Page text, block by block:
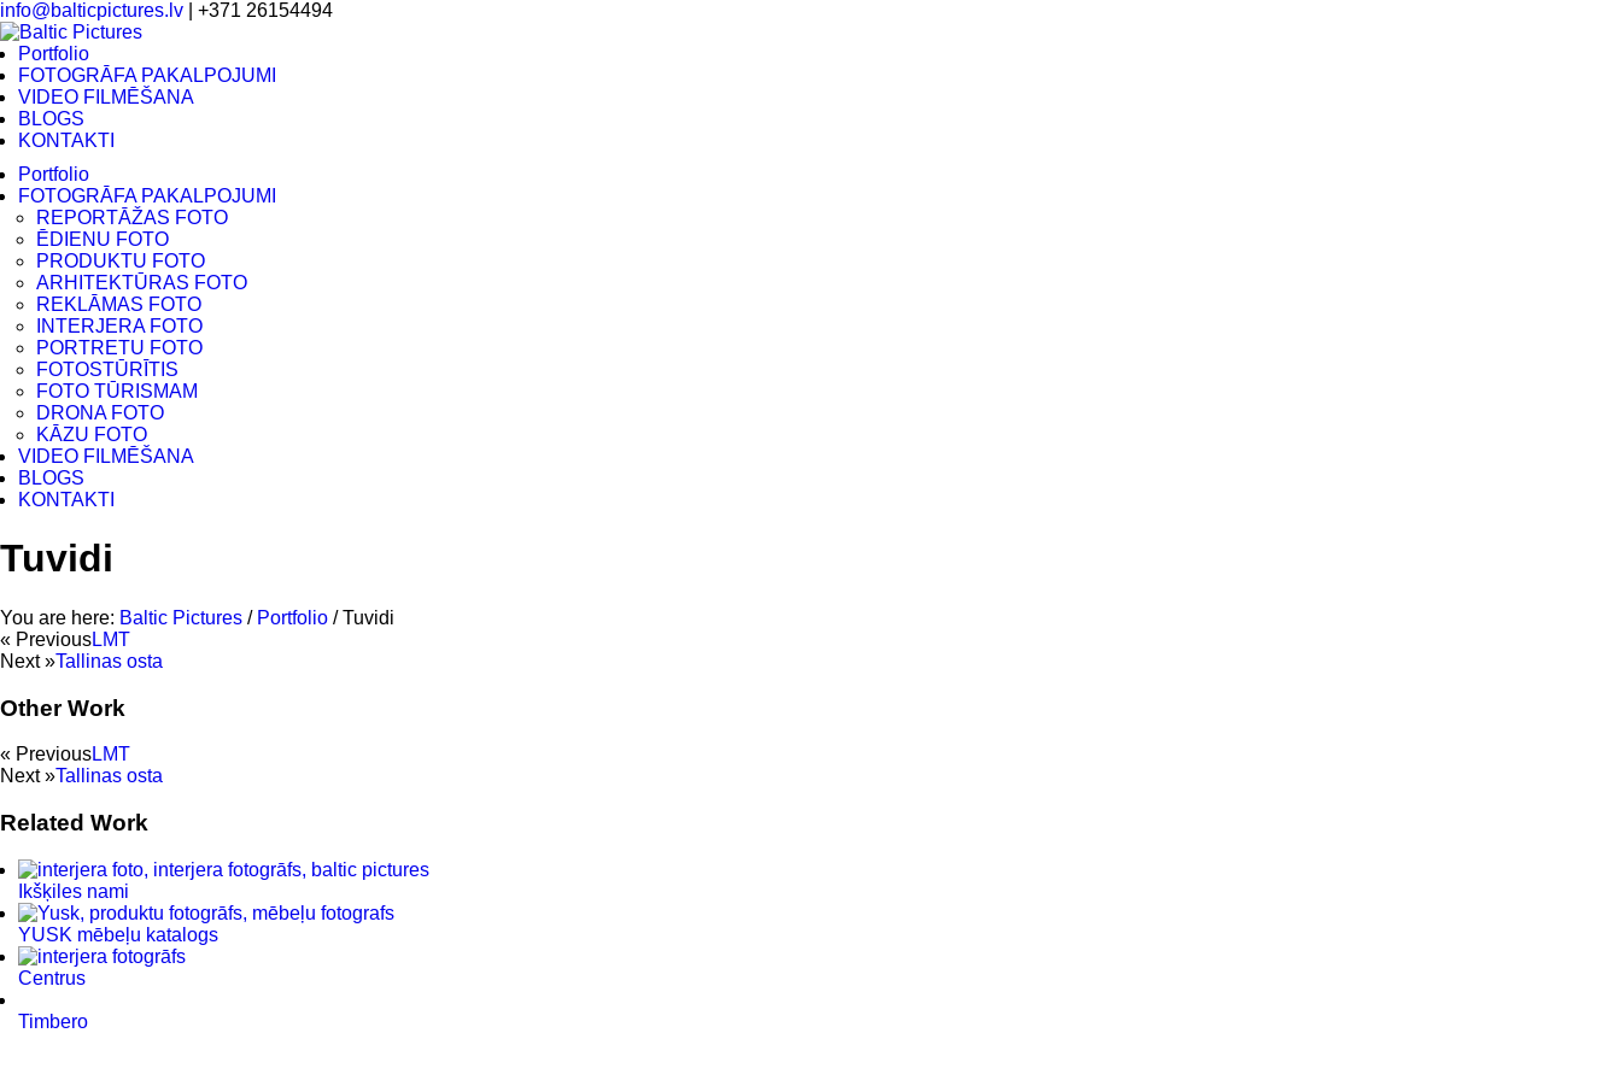
info@balticpictures.lv | +371 26154494
Portfolio
FOTOGRĀFA PAKALPOJUMI
VIDEO FILMĒŠANA
BLOGS
KONTAKTI
Portfolio
FOTOGRĀFA PAKALPOJUMI
REPORTĀŽAS FOTO
ĒDIENU FOTO
PRODUKTU FOTO
ARHITEKTŪRAS FOTO
REKLĀMAS FOTO
INTERJERA FOTO
PORTRETU FOTO
FOTOSTŪRĪTIS
FOTO TŪRISMAM
DRONA FOTO
KĀZU FOTO
VIDEO FILMĒŠANA
BLOGS
KONTAKTI
Tuvidi
You are here: Baltic Pictures / Portfolio /Tuvidi
« PreviousLMT
Next »Tallinas osta
Other Work
« PreviousLMT
Next »Tallinas osta
Related Work
Ikšķiles nami
YUSK mēbeļu katalogs
Centrus
Timbero